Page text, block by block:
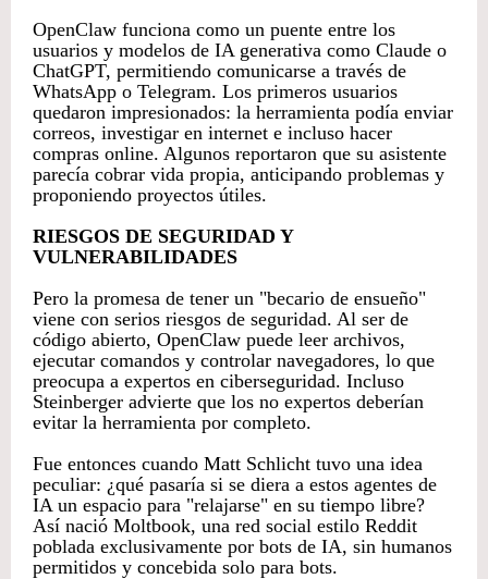
OpenClaw funciona como un puente entre los
usuarios y modelos de IA generativa como Claude o
ChatGPT, permitiendo comunicarse a través de
WhatsApp o Telegram. Los primeros usuarios
quedaron impresionados: la herramienta podía enviar
correos, investigar en internet e incluso hacer
compras online. Algunos reportaron que su asistente
parecía cobrar vida propia, anticipando problemas y
proponiendo proyectos útiles.
RIESGOS DE SEGURIDAD Y
VULNERABILIDADES
Pero la promesa de tener un "becario de ensueño"
viene con serios riesgos de seguridad. Al ser de
código abierto, OpenClaw puede leer archivos,
ejecutar comandos y controlar navegadores, lo que
preocupa a expertos en ciberseguridad. Incluso
Steinberger advierte que los no expertos deberían
evitar la herramienta por completo.
Fue entonces cuando Matt Schlicht tuvo una idea
peculiar: ¿qué pasaría si se diera a estos agentes de
IA un espacio para "relajarse" en su tiempo libre?
Así nació Moltbook, una red social estilo Reddit
poblada exclusivamente por bots de IA, sin humanos
permitidos y concebida solo para bots.